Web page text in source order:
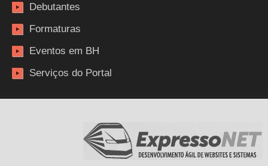
Debutantes
Formaturas
Eventos em BH
Serviços do Portal